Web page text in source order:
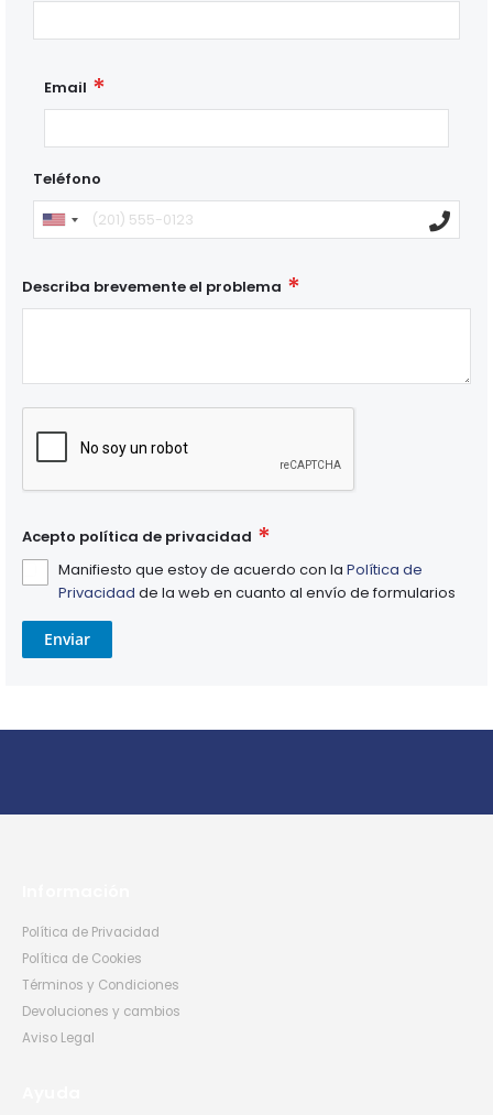
Email
Teléfono
Describa brevemente el problema
Acepto política de privacidad
Manifiesto que estoy de acuerdo con la Política de
Privacidad de la web en cuanto al envío de formularios
Enviar
Política de Privacidad
Política de Cookies
Términos y Condiciones
Devoluciones y cambios
Aviso Legal